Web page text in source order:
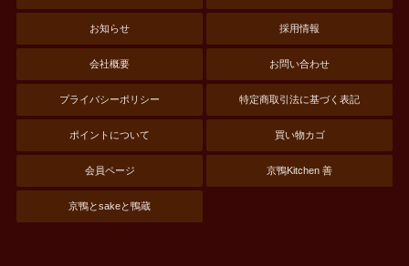
お知らせ 採用情報
会社概要 お問い合わせ
プライバシーポリシー 特定商取引法に基づく表記
ポイントについて 買い物カゴ
会員ページ 京鴨Kitchen 善
京鴨とsakeと鴨蔵